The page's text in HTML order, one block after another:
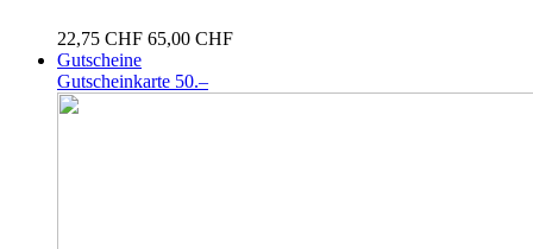
22,75 CHF 65,00 CHF
Gutscheine
Gutscheinkarte 50.–